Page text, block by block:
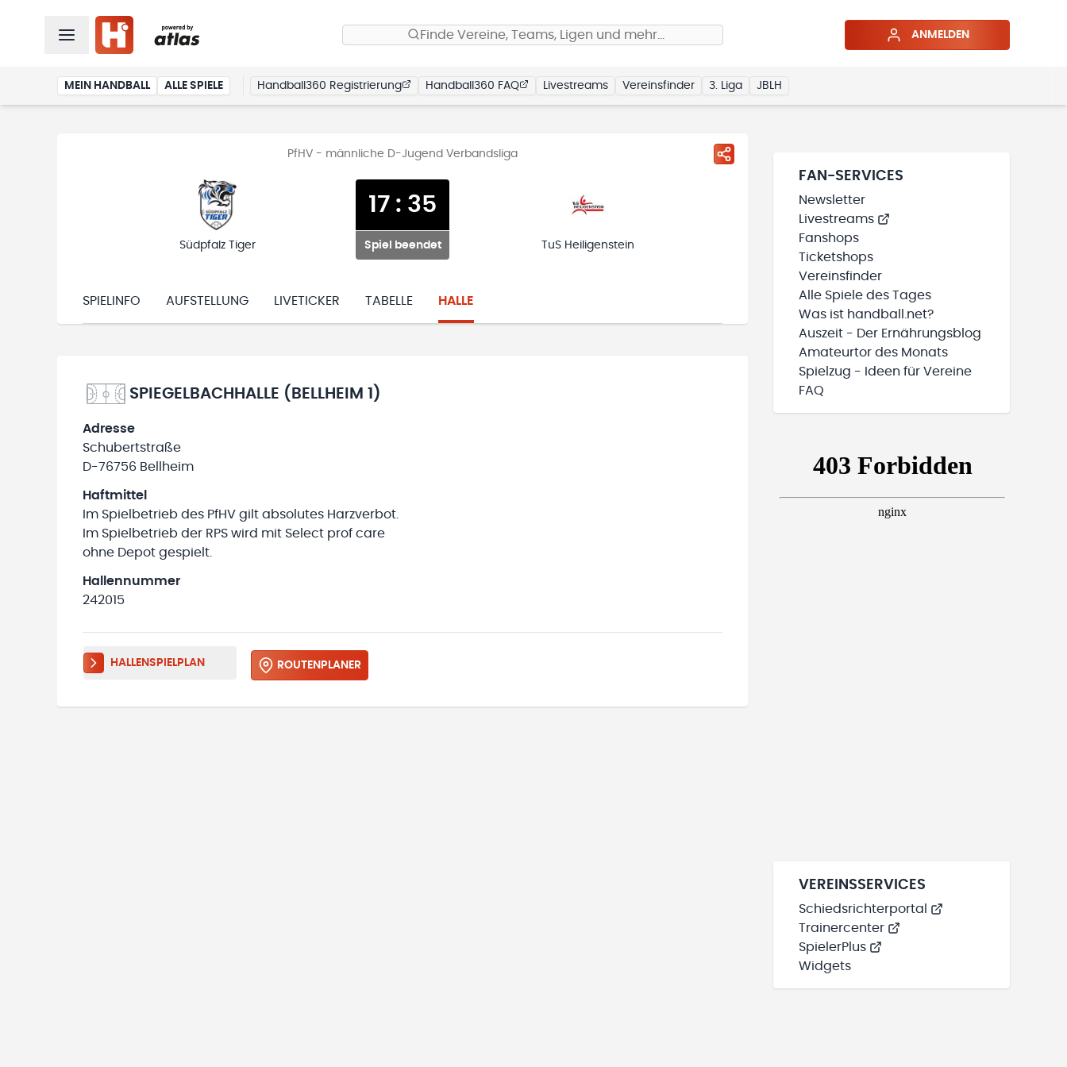
Finde Vereine, Teams, Ligen und mehr… ANMELDEN
MEIN HANDBALL ALLE SPIELE Handball360 Registrierung Handball360 FAQ Livestreams Vereinsfinder 3. Liga JBLH
PfHV - männliche D-Jugend Verbandsliga
Südpfalz Tiger
17 : 35
Spiel beendet TuS Heiligenstein
SPIELINFO AUFSTELLUNG LIVETICKER TABELLE HALLE
SPIEGELBACHHALLE (BELLHEIM 1)
Adresse
Schubertstraße
D-76756 Bellheim
Haftmittel
Im Spielbetrieb des PfHV gilt absolutes Harzverbot.
Im Spielbetrieb der RPS wird mit Select prof care
ohne Depot gespielt.
Hallennummer
242015
HALLENSPIELPLAN ROUTENPLANER
FAN-SERVICES
Newsletter
Livestreams
Fanshops
Ticketshops
Vereinsfinder
Alle Spiele des Tages
Was ist handball.net?
Auszeit - Der Ernährungsblog
Amateurtor des Monats
Spielzug - Ideen für Vereine
FAQ
VEREINSSERVICES
Schiedsrichterportal
Trainercenter
SpielerPlus
Widgets